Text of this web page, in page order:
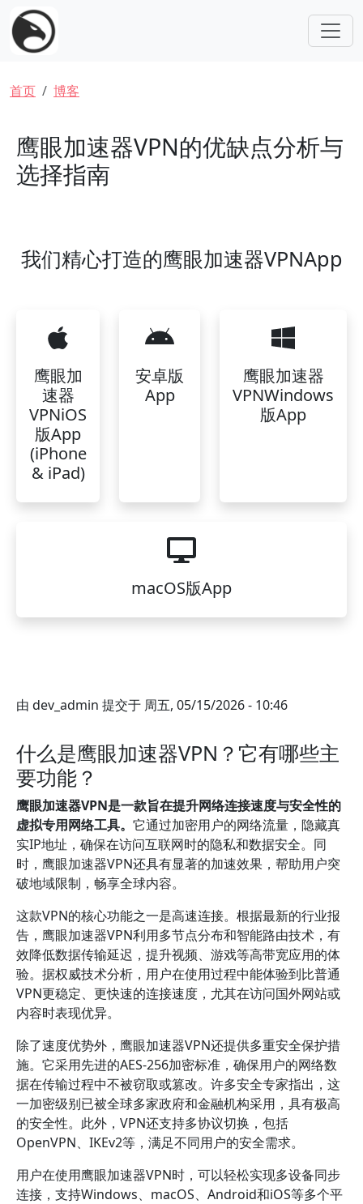
跳转到主要内容
面包屑
首页 博客
鹰眼加速器VPN的优缺点分析与
选择指南
我们精心打造的鹰眼加速器VPNApp
鹰眼加
速器
VPNiOS
版App
(iPhone
& iPad)
安卓版
App
鹰眼加速器
VPNWindows
版App
macOS版App
由 dev_admin 提交于 周五, 05/15/2026 - 10:46
什么是鹰眼加速器VPN？它有哪些主
要功能？
鹰眼加速器VPN是一款旨在提升网络连接速度与安全性的
虚拟专用网络工具。 它通过加密用户的网络流量，隐藏真
实IP地址，确保在访问互联网时的隐私和数据安全。同
时，鹰眼加速器VPN还具有显著的加速效果，帮助用户突
破地域限制，畅享全球内容。
这款VPN的核心功能之一是高速连接。根据最新的行业报
告，鹰眼加速器VPN利用多节点分布和智能路由技术，有
效降低数据传输延迟，提升视频、游戏等高带宽应用的体
验。据权威技术分析，用户在使用过程中能体验到比普通
VPN更稳定、更快速的连接速度，尤其在访问国外网站或
内容时表现优异。
除了速度优势外，鹰眼加速器VPN还提供多重安全保护措
施。它采用先进的AES-256加密标准，确保用户的网络数
据在传输过程中不被窃取或篡改。许多安全专家指出，这
一加密级别已被全球多家政府和金融机构采用，具有极高
的安全性。此外，VPN还支持多协议切换，包括
OpenVPN、IKEv2等，满足不同用户的安全需求。
用户在使用鹰眼加速器VPN时，可以轻松实现多设备同步
连接，支持Windows、macOS、Android和iOS等多个平